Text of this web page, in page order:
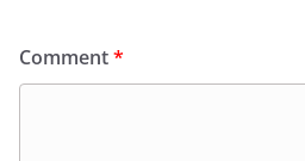
Comment*